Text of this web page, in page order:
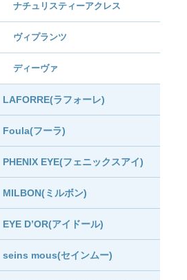
ナチュリスティーアクレス
ヴィプランツ
ディーヴァ
LAFORRE(ラフォーレ)
Foula(フーラ)
PHENIX EYE(フェニックスアイ)
MILBON(ミルボン)
EYE D’OR(アイドール)
seins mous(セインムー)